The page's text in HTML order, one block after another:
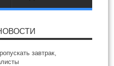
завтрак,